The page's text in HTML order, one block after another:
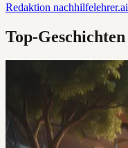
Redaktion nachhilfelehrer.ai
Top-Geschichten